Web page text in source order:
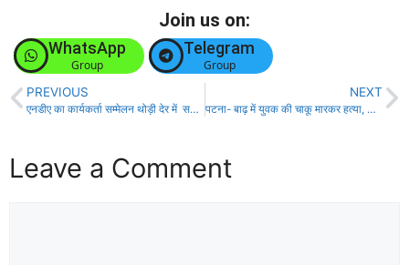
Join us on:
WhatsApp
Group
Telegram
Group
PREVIOUS
एनडीए का कार्यकर्ता सम्मेलन थोड़ी देर में सहरसा स्टेडियम सजधज कर तैयार।
NEXT
पटना- बाढ़ में युवक की चाकू मारकर हत्या, लोगों में आक्रोश!
Leave a Comment